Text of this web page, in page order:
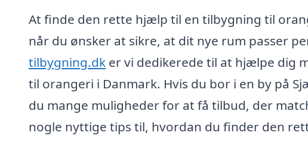
At finde den rette hjælp til en tilbygning til
når du ønsker at sikre, at dit nye rum passer
tilbygning.dk er vi dedikerede til at hjælpe dig
til orangeri i Danmark. Hvis du bor i en by på
du mange muligheder for at få tilbud, der
nogle nyttige tips til, hvordan du finder den